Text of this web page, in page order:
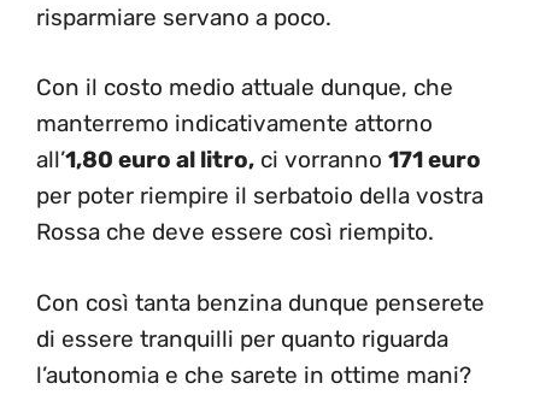
risparmiare servano a poco.
Con il costo medio attuale dunque, che
manterremo indicativamente attorno
all’1,80 euro al litro, ci vorranno 171 euro
per poter riempire il serbatoio della vostra
Rossa che deve essere così riempito.
Con così tanta benzina dunque penserete
di essere tranquilli per quanto riguarda
l’autonomia e che sarete in ottime mani?